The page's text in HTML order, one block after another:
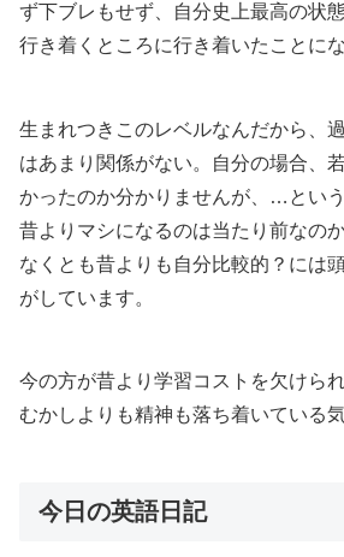
ず下ブレもせず、自分史上最高の状
行き着くところに行き着いたことにな
生まれつきこのレベルなんだから、
はあまり関係がない。自分の場合、
かったのか分かりませんが、…とい
昔よりマシになるのは当たり前なの
なくとも昔よりも自分比較的？には
がしています。
今の方が昔より学習コストを欠けら
むかしよりも精神も落ち着いている気
今日の英語日記